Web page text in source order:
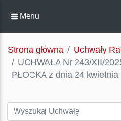
Menu
Strona główna
Uchwały
UCHWAŁA Nr 243/XII/
PŁOCKA z dnia 24 kwietnia